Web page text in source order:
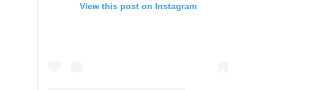
View this post on Instagram